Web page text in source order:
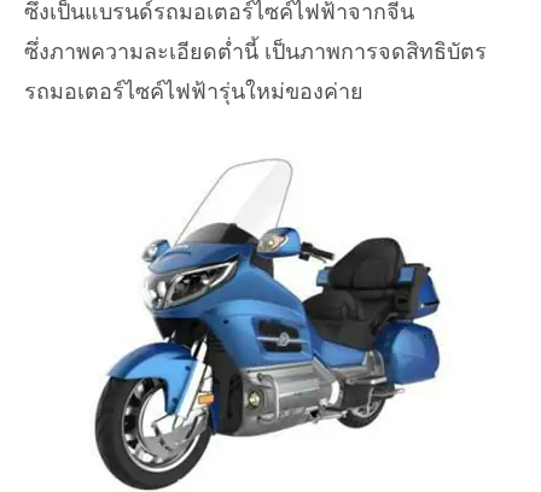
ซึ่งเป็นแบรนด์รถมอเตอร์ไซค์ไฟฟ้าจากจีน
ซึ่งภาพความละเอียดต่ำนี้ เป็นภาพการจดสิทธิบัตร
รถมอเตอร์ไซค์ไฟฟ้ารุ่นใหม่ของค่าย